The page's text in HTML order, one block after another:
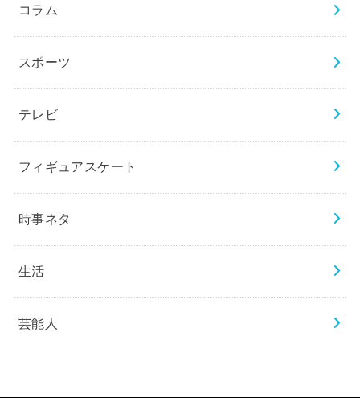
コラム
スポーツ
テレビ
フィギュアスケート
時事ネタ
生活
芸能人